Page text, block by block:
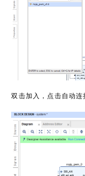
双击加入，点击自动连